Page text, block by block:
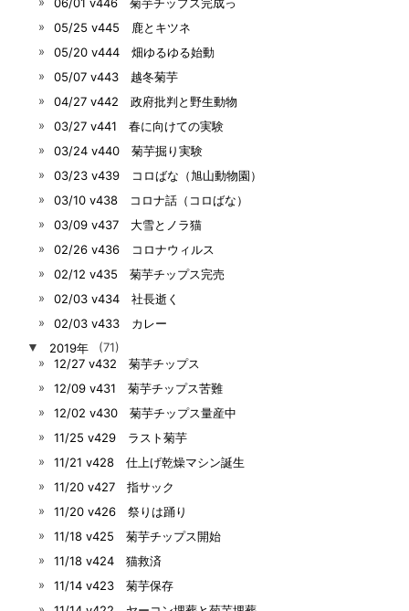
05/25 v445 鹿とキツネ
05/20 v444 畑ゆるゆる始動
05/07 v443 越冬菊芋
04/27 v442 政府批判と野生動物
03/27 v441 春に向けての実験
03/24 v440 菊芋掘り実験
03/23 v439 コロばな（旭山動物園）
03/10 v438 コロナ話（コロばな）
03/09 v437 大雪とノラ猫
02/26 v436 コロナウィルス
02/12 v435 菊芋チップス完売
02/03 v434 社長逝く
02/03 v433 カレー
▼
2019年
(71)
12/27 v432 菊芋チップス
12/09 v431 菊芋チップス苦難
12/02 v430 菊芋チップス量産中
11/25 v429 ラスト菊芋
11/21 v428 仕上げ乾燥マシン誕生
11/20 v427 指サック
11/20 v426 祭りは踊り
11/18 v425 菊芋チップス開始
11/18 v424 猫救済
11/14 v423 菊芋保存